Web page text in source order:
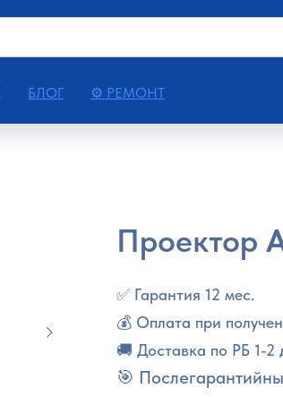
БЛОГ ⚙ РЕМОНТ
Проектор
✅ Гарантия 12 мес.
💰 Оплата при
🚚 Доставка по РБ 1-2
🎯